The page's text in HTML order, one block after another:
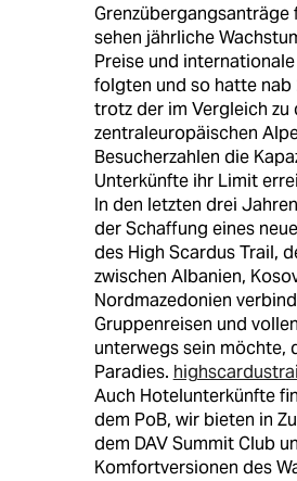
sehen jährliche
Preise und
folgten und so hatte nab
trotz der im Vergleich zu
zentraleuropäischen
Besucherzahlen die
Unterkünfte ihr Limit
In den letzten drei
der Schaffung eines
des High Scardus Trail,
zwischen Albanien,
Nordmazedonien
Gruppenreisen und
unterwegs sein möchte,
Paradies.
Auch Hotelunterkünfte
dem PoB, wir bieten in
dem DAV Summit Club
Komfortversionen des